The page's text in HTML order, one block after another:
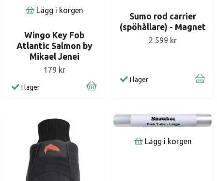
Lägg i korgen
Wingo Key Fob
Atlantic Salmon by
Mikael Jenei
179 kr
I lager
Sumo rod carrier
(spöhållare) - Magnet
2 599 kr
I lager
Lägg i korgen